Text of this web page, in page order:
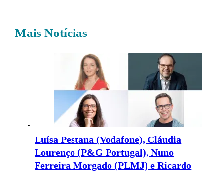
Mais Notícias
Luísa Pestana (Vodafone), Cláudia
Lourenço (P&G Portugal), Nuno
Ferreira Morgado (PLMJ) e Ricardo